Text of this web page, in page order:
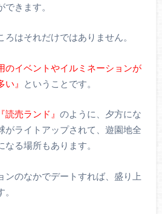
きます。
はそれだけではありません。
のイベントやイルミネーションが
』
ということです。
読売ランド』 のように、夕方にな
がライトアップされて、遊園地全
る場所もあります。
ンのなかでデートすれば、盛り上